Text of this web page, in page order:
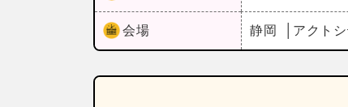
会場 静岡 アクト